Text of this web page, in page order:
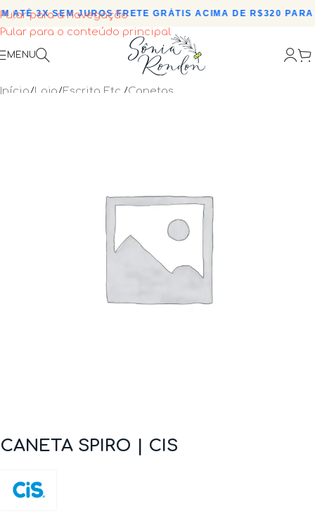
Pular para a navegação
Pular para o conteúdo principal
ATÉ 3X SEM JUROS•FRETE GRÁTIS ACIMA DE R$320 PARA
MENU
Início/Loja/Escrita Etc. /Canetas
CANETA SPIRO | CIS